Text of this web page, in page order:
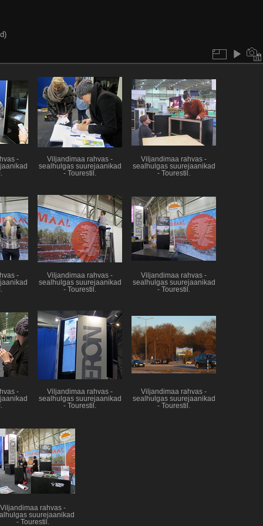
-
Viljandimaa rahvas -
sealhulgas suurejaanikad
- Tourestil.
Viljandimaa rahvas -
sealhulgas suurejaanikad
- Tourestil.
-
Viljandimaa rahvas -
sealhulgas suurejaanikad
- Tourestil.
Viljandimaa rahvas -
sealhulgas suurejaanikad
- Tourestil.
-
Viljandimaa rahvas -
sealhulgas suurejaanikad
- Tourestil.
Viljandimaa rahvas -
sealhulgas suurejaanikad
- Tourestil.
Viljandimaa rahvas -
suurejaanikad
- Tourestil.